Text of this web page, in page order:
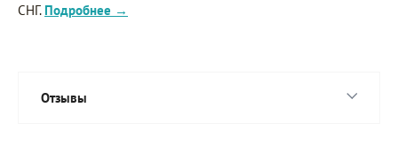
СНГ. Подробнее →
Отзывы